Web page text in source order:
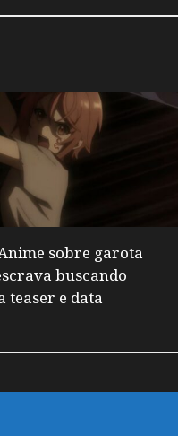
sobre garota
buscando
teaser e data